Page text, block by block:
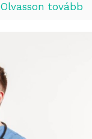
Olvasson tovább